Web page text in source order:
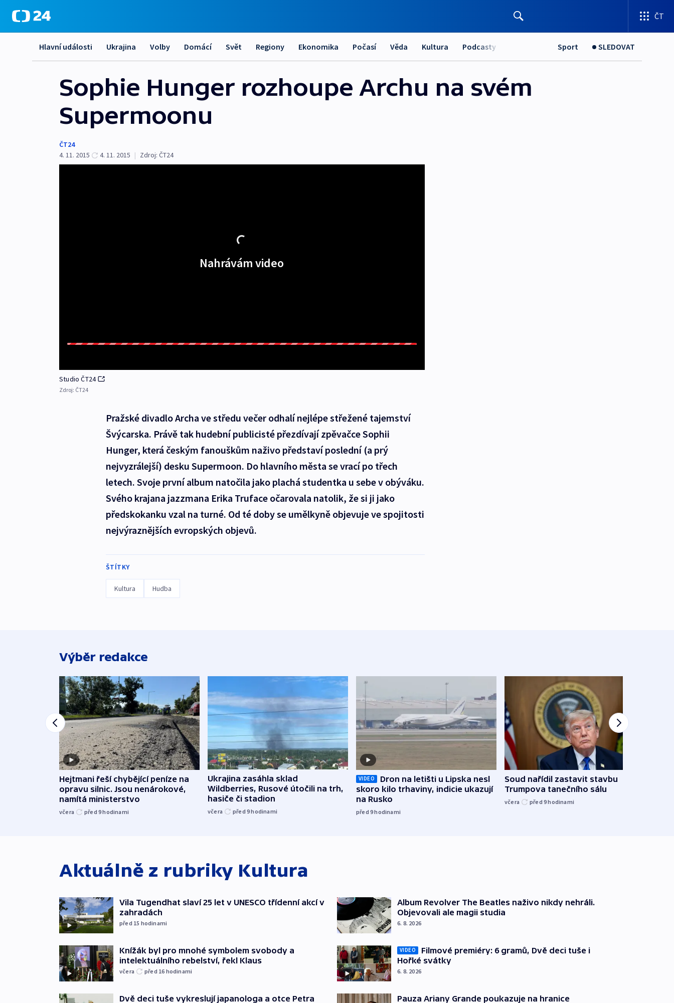
ČT
Hlavní události Ukrajina Volby Domácí Svět Regiony Ekonomika Počasí Věda Kultura Podcasty Sport SLEDOVAT
Sophie Hunger rozhoupe Archu na svém
Supermoonu
ČT24
4. 11. 2015
4. 11. 2015 | Zdroj: ČT24
Nahrávám video
Studio ČT24
Zdroj: ČT24
Pražské divadlo Archa ve středu večer odhalí nejlépe střežené tajemství
Švýcarska. Právě tak hudební publicisté přezdívají zpěvačce Sophii
Hunger, která českým fanouškům naživo představí poslední (a prý
nejvyzrálejší) desku Supermoon. Do hlavního města se vrací po třech
letech. Svoje první album natočila jako plachá studentka u sebe v obýváku.
Svého krajana jazzmana Erika Truface očarovala natolik, že si ji jako
předskokanku vzal na turné. Od té doby se umělkyně objevuje ve spojitosti
nejvýraznějších evropských objevů.
ŠTÍTKY
Kultura Hudba
Výběr redakce
Hejtmani řeší chybějící peníze na
opravu silnic. Jsou nenárokové,
namítá ministerstvo
včera před 9hodinami
Ukrajina zasáhla sklad
Wildberries, Rusové útočili na trh,
hasiče či stadion
včera před 9hodinami
VIDEO
Dron na letišti u Lipska nesl
skoro kilo trhaviny, indicie ukazují
na Rusko
před 9hodinami
Soud nařídil zastavit stavbu
Trumpova tanečního sálu
včera před 9hodinami
Aktuálně z rubriky Kultura
Vila Tugendhat slaví 25 let v UNESCO třídenní akcí v
zahradách
před 15 hodinami
Knížák byl pro mnohé symbolem svobody a
intelektuálního rebelství, řekl Klaus
včera před 16 hodinami
Dvě deci tuše vykreslují japanologa a otce Petra
Album Revolver The Beatles naživo nikdy nehráli.
Objevovali ale magii studia
6. 8. 2026
VIDEO
Filmové premiéry: 6 gramů, Dvě deci tuše i
Hořké svátky
6. 8. 2026
Pauza Ariany Grande poukazuje na hranice